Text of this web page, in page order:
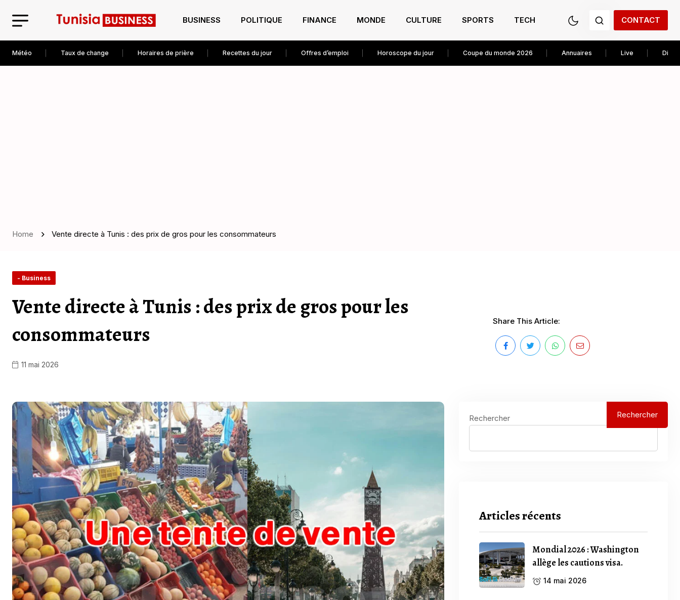
BUSINESS POLITIQUE FINANCE MONDE CULTURE SPORTS TECH CONTACT
Météo Taux de change Horaires de prière Recettes du jour Offres d’emploi Horoscope du jour Coupe du monde 2026 Annuaires Live
Home Vente directe à Tunis : des prix de gros pour les consommateurs
- Business
Vente directe à Tunis : des prix de gros pour les
consommateurs
11 mai 2026
Share This Article:
Rechercher Rechercher
Articles récents
Mondial 2026 : Washington
allège les cautions visa.
14 mai 2026